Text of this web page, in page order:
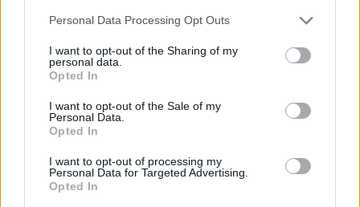
Personal Data Processing Opt Outs
I want to opt-out of the Sharing of my
personal data.
Opted In
I want to opt-out of the Sale of my
Personal Data.
Opted In
I want to opt-out of processing my
Personal Data for Targeted Advertising.
Opted In
tartozik, melynek olvasása előfizetéses
regisztrációhoz kötött.
Az előfizetés a következőket tartalmazza:
Kötéslisták: BÉT elmúlt 2 év napon belüli
kötéslistái
Előfizetés